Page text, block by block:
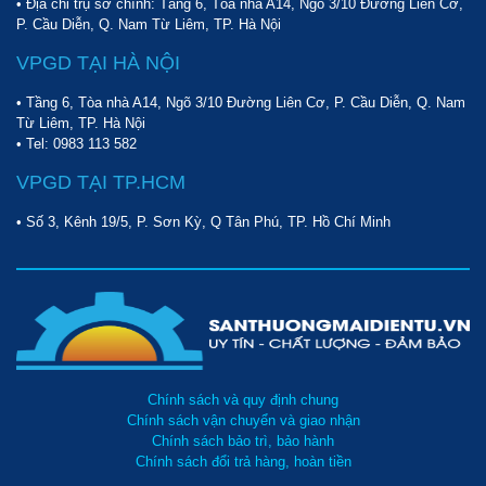
Thiết bị xe quét rác được vận hành vô cùng êm ái nên rất được
Ba cách nhanh nhất để mua sản phẩm xe quét rác IPC 705 ET
Dưới đây là ba cách để bạn có thể mua được sản phẩm máy
• Địa chỉ trụ sở chính: Tầng 6, Tòa nhà A14, Ngõ 3/10 Đường Liên Cơ,
P. Cầu Diễn, Q. Nam Từ Liêm, TP. Hà Nội
VPGD TẠI HÀ NỘI
• Tầng 6, Tòa nhà A14, Ngõ 3/10 Đường Liên Cơ, P. Cầu Diễn, Q. Nam
Từ Liêm, TP. Hà Nội
• Tel: 0983 113 582
VPGD TẠI TP.HCM
• Số 3, Kênh 19/5, P. Sơn Kỳ, Q Tân Phú, TP. Hồ Chí Minh
Chính sách và quy định chung
Chính sách vận chuyển và giao nhận
Chính sách bảo trì, bảo hành
Chính sách đổi trả hàng, hoàn tiền